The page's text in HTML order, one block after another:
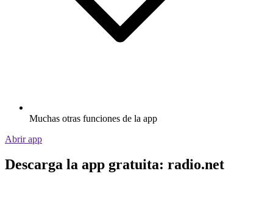
Muchas otras funciones de la app
Abrir app
Descarga la app gratuita: radio.net